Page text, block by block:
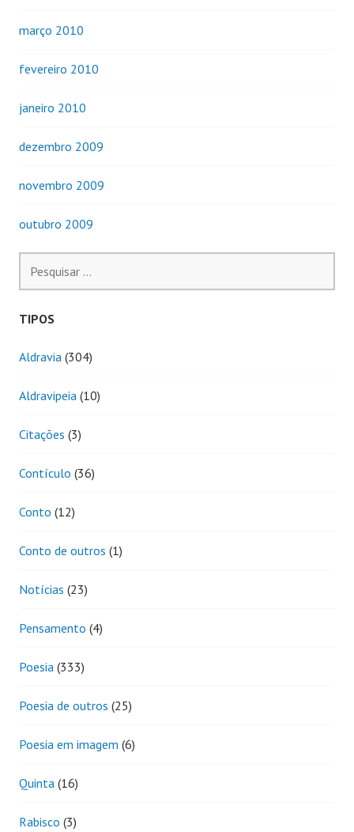
março 2010
fevereiro 2010
janeiro 2010
dezembro 2009
novembro 2009
outubro 2009
por:
TIPOS
Aldravia (304)
Aldravipeia (10)
Citações (3)
Contículo (36)
Conto (12)
Conto de outros (1)
Notícias (23)
Pensamento (4)
Poesia (333)
Poesia de outros (25)
Poesia em imagem (6)
Quinta (16)
Rabisco (3)